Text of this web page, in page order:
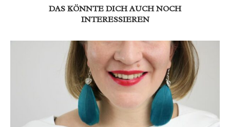
DAS KÖNNTE DICH AUCH NOCH
INTERESSIEREN